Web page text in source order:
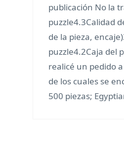
publicación No la
puzzle4.3Calidad
de la pieza,
puzzle4.2Caja del
realicé un pedido
de los cuales se
500 piezas;